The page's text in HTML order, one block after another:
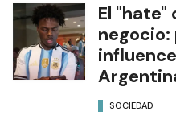
El "hate"
negocio:
SOCIEDAD